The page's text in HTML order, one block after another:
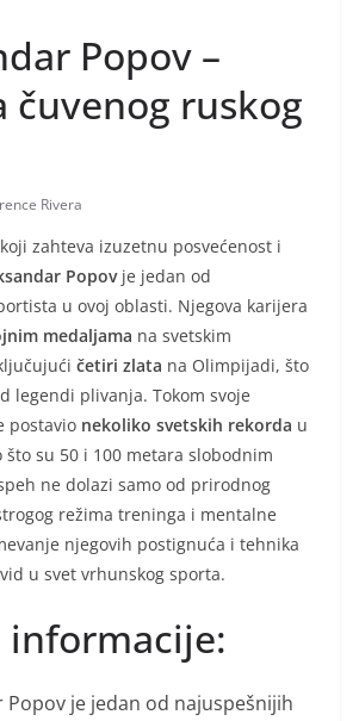
Popov –
čuvenog ruskog
Rivera
zahteva izuzetnu posvećenost i
Popovje jedan od
u ovoj oblasti. Njegova karijera
medaljama na svetskim
četiri zlata na Olimpijadi, što
legendi plivanja. Tokom svoje
postavio nekoliko svetskih rekorda u
su 50 i 100 metara slobodnim
ne dolazi samo od prirodnog
režima treninga i mentalne
njegovih postignuća i tehnika
u svet vrhunskog sporta.
informacije:
Popov je jedan od najuspešnijih